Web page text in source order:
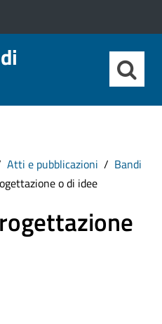
Atti e pubblicazioni
Bandi
o di idee